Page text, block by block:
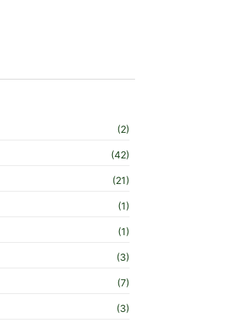
(2)
(42)
(21)
(1)
(1)
(3)
(7)
(3)